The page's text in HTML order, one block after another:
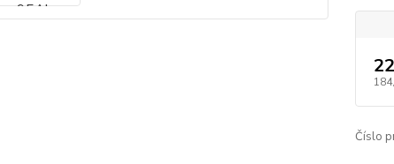
Číslo